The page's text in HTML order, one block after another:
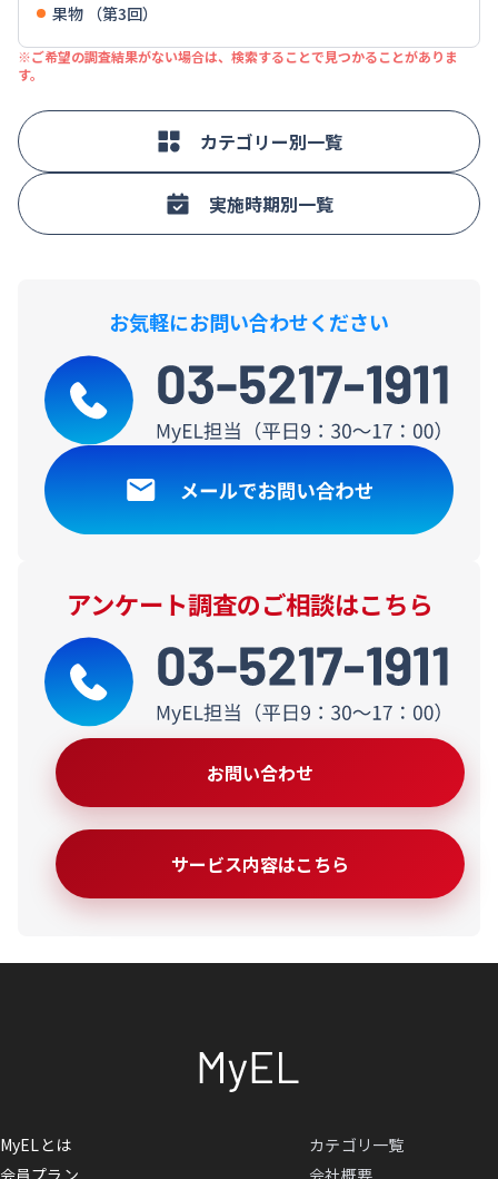
果物 （第3回）
※ご希望の調査結果がない場合は、検索することで見つかることがありま
す。
カテゴリー別一覧
実施時期別一覧
お気軽にお問い合わせください
アンケート調査のご相談はこちら
お問い合わせ
サービス内容はこちら
MyELとは
会員プラン
カテゴリ一覧
会社概要